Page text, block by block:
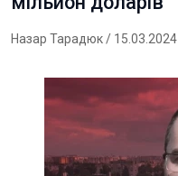
Назар Тарадюк/ 15.03.2024